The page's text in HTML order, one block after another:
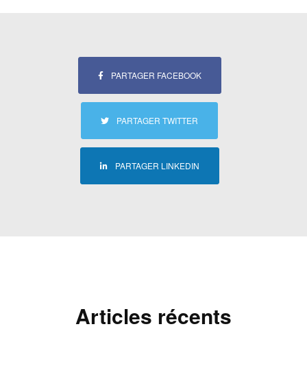
PARTAGER FACEBOOK
PARTAGER TWITTER
PARTAGER LINKEDIN
Articles récents